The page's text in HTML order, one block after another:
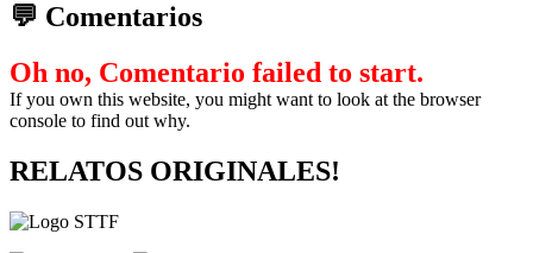
💬 Comentarios
Oh no, Comentario failed to start.
If you own this website, you might want to look at the browser
console to find out why.
RELATOS ORIGINALES!